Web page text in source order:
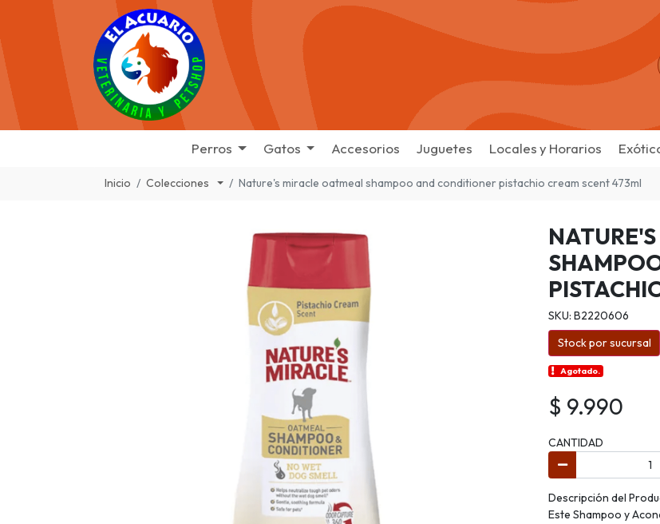
Perros Gatos Accesorios Juguetes Locales y Horarios
Inicio Colecciones Nature's miracle oatmeal shampoo and conditioner pistachio cream scent 473ml
SKU: B2220606
Stock por sucursal
Agotado.
$ 9.990
CANTIDAD
Descripción del
Este Shampoo y